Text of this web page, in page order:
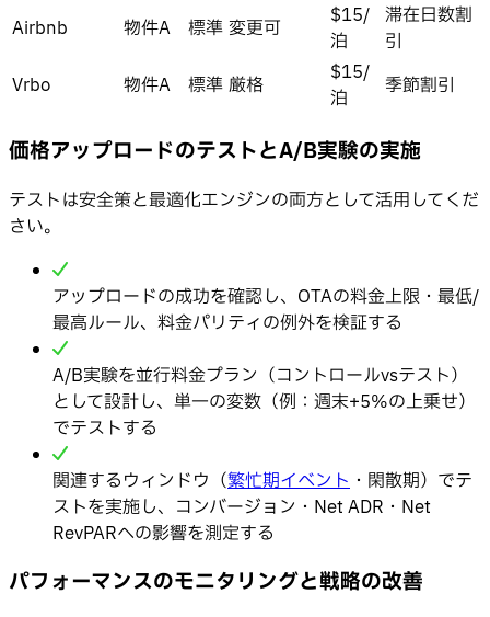
Airbnb
物件A 標準 変更可
$15/
泊
滞在日数割
引
Vrbo
物件A 標準 厳格
$15/
泊
季節割引
価格アップロードのテストとA/B実験の実施
テストは安全策と最適化エンジンの両方として活用してくだ
さい。
アップロードの成功を確認し、OTAの料金上限・最低/
最高ルール、料金パリティの例外を検証する
A/B実験を並行料金プラン（コントロールvsテスト）
として設計し、単一の変数（例：週末+5%の上乗せ）
でテストする
関連するウィンドウ（繁忙期イベント ・閑散期）でテ
ストを実施し、コンバージョン・Net ADR・Net
RevPARへの影響を測定する
パフォーマンスのモニタリングと戦略の改善